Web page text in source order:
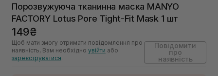
Порозвужуюча тканинна маска MANYO
FACTORY Lotus Pore Tight-Fit Mask 1 шт
149₴
Щоб мати змогу отримати повідомлення про
наявність, Вам необхідно увійти або
зареєструватися.
Повідомити
про
наявність